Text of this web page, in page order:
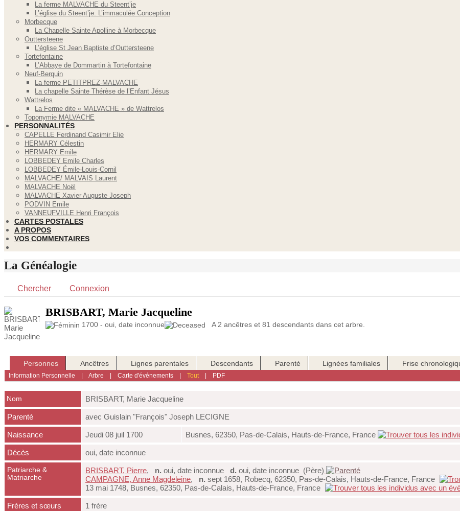
La ferme MALVACHE du Steent’je
L’église du Steent’je: L’immaculée Conception
Morbecque
La Chapelle Sainte Apolline à Morbecque
Outtersteene
L’église St Jean Baptiste d’Outtersteene
Tortefontaine
L’Abbaye de Dommartin à Tortefontaine
Neuf-Berquin
La ferme PETITPREZ-MALVACHE
La chapelle Sainte Thérèse de l’Enfant Jésus
Wattrelos
La Ferme dite « MALVACHE » de Wattrelos
Toponymie MALVACHE
PERSONNALITÉS
CAPELLE Ferdinand Casimir Elie
HERMARY Célestin
HERMARY Emile
LOBBEDEY Emile Charles
LOBBEDEY Émile-Louis-Cornil
MALVACHE/ MALVAIS Laurent
MALVACHE Noël
MALVACHE Xavier Auguste Joseph
PODVIN Emile
VANNEUFVILLE Henri François
CARTES POSTALES
A PROPOS
VOS COMMENTAIRES
La Généalogie
Chercher Connexion
BRISBART, Marie Jacqueline
1700 - oui, date inconnue A 2 ancêtres et 81 descendants dans cet arbre.
Personnes Ancêtres Lignes parentales Descendants Parenté Lignées familiales Frise
Information Personnelle |Arbre |Carte d'événements |Tout| PDF
Nom BRISBART, Marie Jacqueline
Parenté avec Guislain "François" Joseph LECIGNE
Naissance Jeudi 08 juil 1700 Busnes, 62350, Pas-de-Calais, Hauts-de-France, France
Décès oui, date inconnue
Patriarche &
Matriarche
BRISBART, Pierre, n. oui, date inconnue d. oui, date inconnue (Père)
CAMPAGNE, Anne Magdeleine, n. sept 1658, Robecq, 62350, Pas-de-Calais, Hauts-de-France, France
13 mai 1748, Busnes, 62350, Pas-de-Calais, Hauts-de-France, France
Frères et sœurs 1 frère